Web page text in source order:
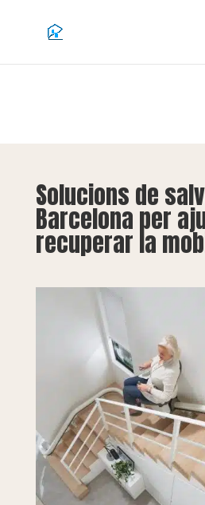
Solucions de
Barcelona per
recuperar la